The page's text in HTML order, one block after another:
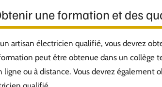
une formation et des
artisan électricien qualifié, vous devrez
peut être obtenue dans un collège
ligne ou à distance. Vous devrez également